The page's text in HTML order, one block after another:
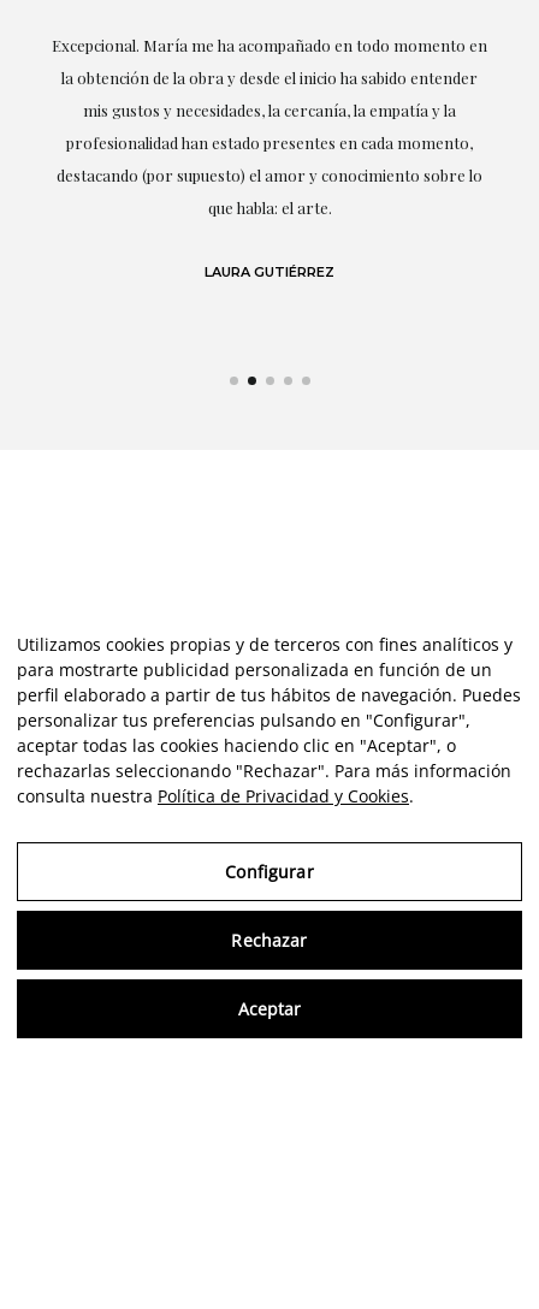
Excepcional. María me ha acompañado en todo momento en
la obtención de la obra y desde el inicio ha sabido entender
mis gustos y necesidades, la cercanía, la empatía y la
profesionalidad han estado presentes en cada momento,
destacando (por supuesto) el amor y conocimiento sobre lo
que habla: el arte.
LAURA GUTIÉRREZ
Utilizamos cookies propias y de terceros con fines analíticos y
para mostrarte publicidad personalizada en función de un
perfil elaborado a partir de tus hábitos de navegación. Puedes
personalizar tus preferencias pulsando en "Configurar",
aceptar todas las cookies haciendo clic en "Aceptar", o
rechazarlas seleccionando "Rechazar". Para más información
consulta nuestra Política de Privacidad y Cookies.
Configurar
Rechazar
Aceptar